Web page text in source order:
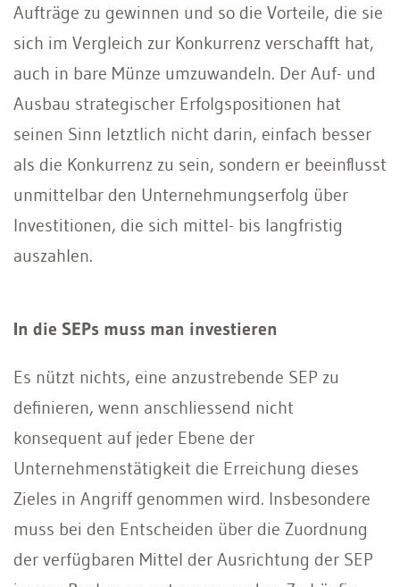
Aufträge zu gewinnen und so die Vorteile, die sie
sich im Vergleich zur Konkurrenz verschafft hat,
auch in bare Münze umzuwandeln. Der Auf- und
Ausbau strategischer Erfolgspositionen hat
seinen Sinn letztlich nicht darin, einfach besser
als die Konkurrenz zu sein, sondern er beeinﬂusst
unmittelbar den Unternehmungserfolg über
Investitionen, die sich mittel- bis langfristig
auszahlen.
In die SEPs muss man investieren
Es nützt nichts, eine anzustrebende SEP zu
deﬁnieren, wenn anschliessend nicht
konsequent auf jeder Ebene der
Unternehmenstätigkeit die Erreichung dieses
Zieles in Angriff genommen wird. Insbesondere
muss bei den Entscheiden über die Zuordnung
der verfügbaren Mittel der Ausrichtung der SEP